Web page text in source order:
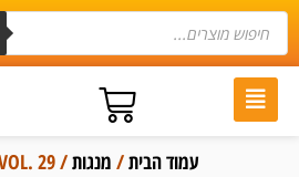
עמוד הבית/ מנגות/ SLAM DUNK VOL. 29